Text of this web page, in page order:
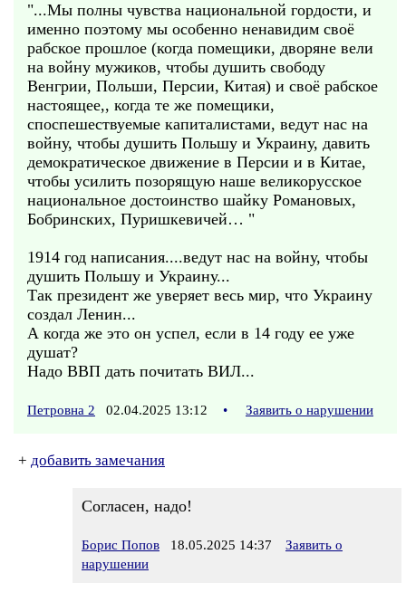
"...Мы полны чувства национальной гордости, и
именно поэтому мы особенно ненавидим своё
рабское прошлое (когда помещики, дворяне вели
на войну мужиков, чтобы душить свободу
Венгрии, Польши, Персии, Китая) и своё рабское
настоящее,, когда те же помещики,
споспешествуемые капиталистами, ведут нас на
войну, чтобы душить Польшу и Украину, давить
демократическое движение в Персии и в Китае,
чтобы усилить позорящую наше великорусское
национальное достоинство шайку Романовых,
Бобринских, Пуришкевичей… "
1914 год написания....ведут нас на войну, чтобы
душить Польшу и Украину...
Так президент же уверяет весь мир, что Украину
создал Ленин...
А когда же это он успел, если в 14 году ее уже
душат?
Надо ВВП дать почитать ВИЛ...
Петровна 2 02.04.2025 13:12 • Заявить о нарушении
+ добавить замечания
Согласен, надо!
Борис Попов 18.05.2025 14:37
Заявить о
нарушении